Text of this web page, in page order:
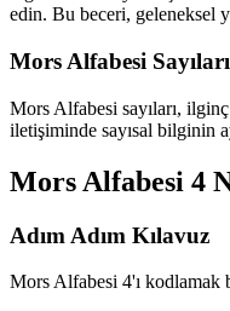
edin. Bu beceri, geleneksel
Mors Alfabesi
Mors Alfabesi sayıları,
iletişiminde sayısal bilginin
Mors Alfabesi 4
Adım Adım Kılavuz
Mors Alfabesi 4'ı kodlamak